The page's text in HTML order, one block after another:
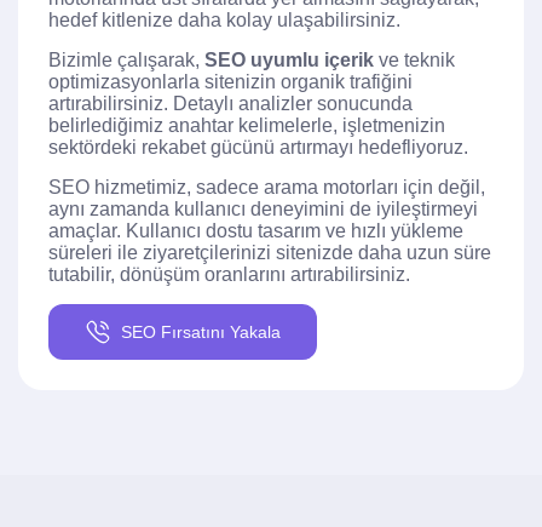
hedef kitlenize daha kolay ulaşabilirsiniz.
Bizimle çalışarak, SEO uyumlu içerik ve teknik
optimizasyonlarla sitenizin organik trafiğini
artırabilirsiniz. Detaylı analizler sonucunda
belirlediğimiz anahtar kelimelerle, işletmenizin
sektördeki rekabet gücünü artırmayı hedefliyoruz.
SEO hizmetimiz, sadece arama motorları için değil,
aynı zamanda kullanıcı deneyimini de iyileştirmeyi
amaçlar. Kullanıcı dostu tasarım ve hızlı yükleme
süreleri ile ziyaretçilerinizi sitenizde daha uzun süre
tutabilir, dönüşüm oranlarını artırabilirsiniz.
SEO Fırsatını Yakala